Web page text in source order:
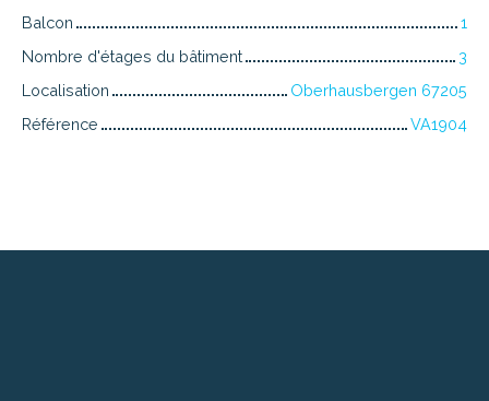
Balcon
1
Nombre d'étages du bâtiment
3
Localisation
Oberhausbergen 67205
Référence
VA1904